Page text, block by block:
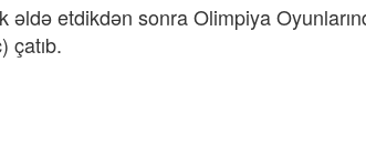
etdikdən sonra Olimpiya
çatıb.